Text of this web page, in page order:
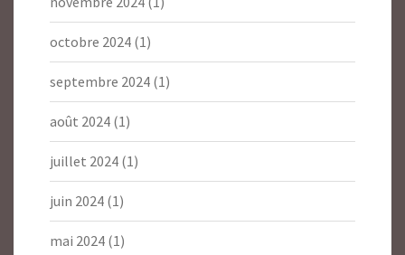
octobre 2024 (1)
septembre 2024 (1)
août 2024 (1)
juillet 2024 (1)
juin 2024 (1)
mai 2024 (1)